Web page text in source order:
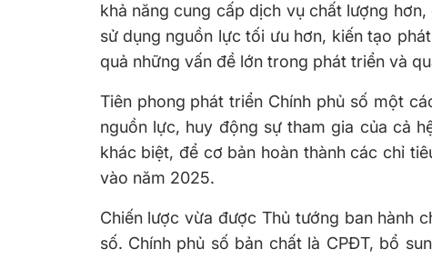
khả năng cung cấp dịch vụ chất lượng
sử dụng nguồn lực tối ưu hơn, kiến tạo
quả những vấn đề lớn trong phát triển và
Tiên phong phát triển Chính phủ số một
nguồn lực, huy động sự tham gia của cả
khác biệt, để cơ bản hoàn thành các chỉ
vào năm 2025.
Chiến lược vừa được Thủ tướng ban hành
số. Chính phủ số bản chất là CPĐT, bổ